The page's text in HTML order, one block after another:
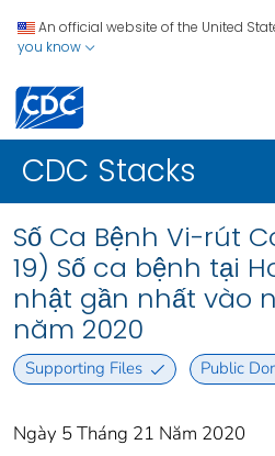
An official website of the United
you know
CDC Stacks
Số Ca Bệnh Vi-rút
19) Số ca bệnh tại
nhật gần nhất vào
năm 2020
Supporting Files Public
Ngày 5 Tháng 21 Năm 2020